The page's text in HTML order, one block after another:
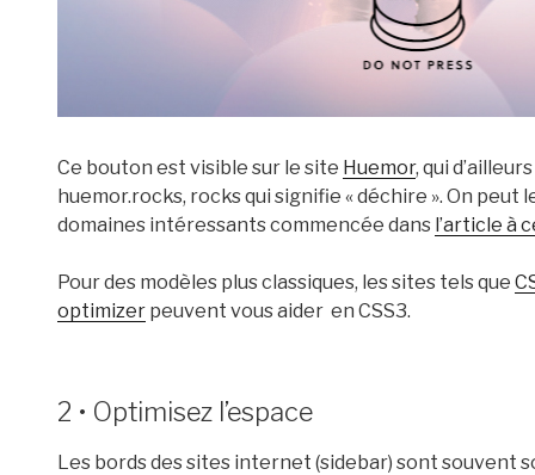
Ce bouton est visible sur le site Huemor, qui
huemor.rocks, rocks qui signifie « déchire ». On
domaines intéressants commencée dans l’article à
Pour des modèles plus classiques, les sites tels que
optimizer peuvent vous aider en CSS3.
2 • Optimisez l’espace
Les bords des sites internet (sidebar) sont souvent